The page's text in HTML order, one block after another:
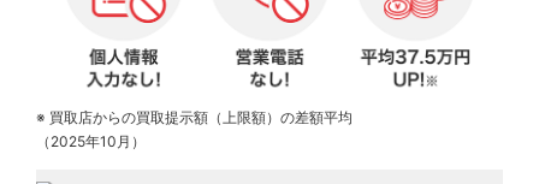
※ 買取店からの買取提示額（上限額）の差額平均
（2025年10月）